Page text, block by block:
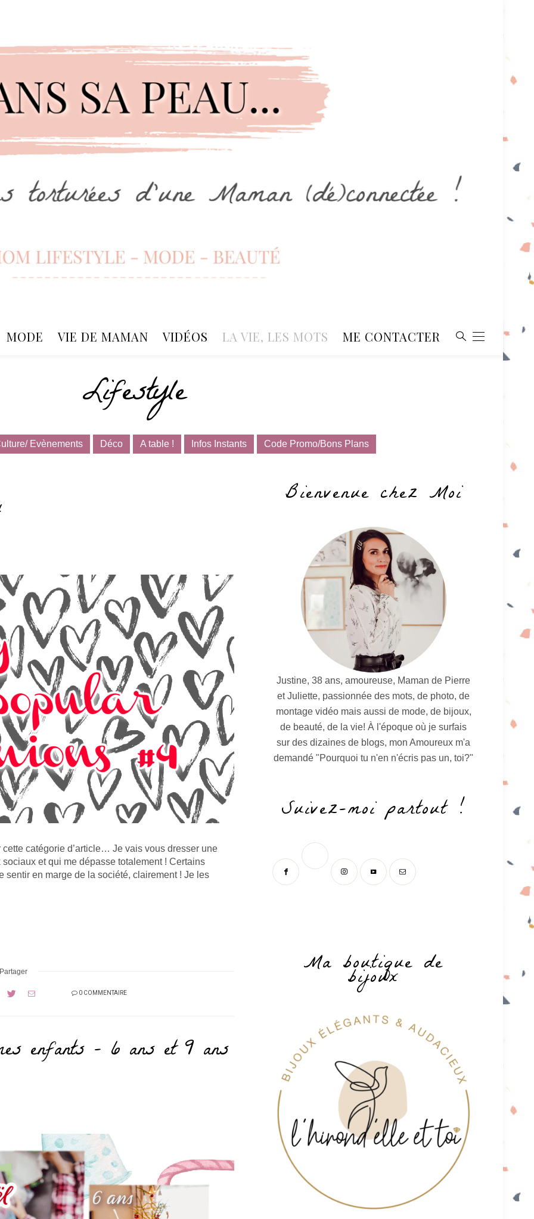
MODE VIE DE MAMAN VIDÉOS LA VIE, LES MOTS ME CONTACTER
Lifestyle
Evènements Déco A table ! Infos Instants Code Promo/Bons Plans
catégorie d’article… Je vais vous dresser une
et qui me dépasse totalement ! Certains
sentir en marge de la société, clairement ! Je les
Partager
0 COMMENTAIRE
enfants – 6 ans et 9 ans
Bienvenue chez Moi
Justine, 38 ans, amoureuse, Maman de Pierre
et Juliette, passionnée des mots, de photo, de
montage vidéo mais aussi de mode, de bijoux,
de beauté, de la vie! À l'époque où je surfais
sur des dizaines de blogs, mon Amoureux m'a
demandé "Pourquoi tu n'en n'écris pas un, toi?"
Suivez-moi partout !
Ma boutique de
bijoux